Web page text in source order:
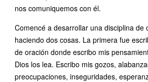
nos comuniquemos con él.
Comencé a desarrollar una disciplina de
haciendo dos cosas. La primera fue
de oración donde escribo mis
Dios los lea. Escribo mis gozos,
preocupaciones, inseguridades,